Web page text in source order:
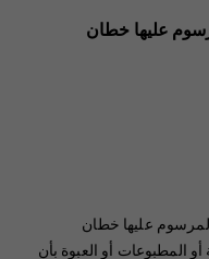
عليها خطان
عليها خطان
المطبوعات أو العبوة بأن